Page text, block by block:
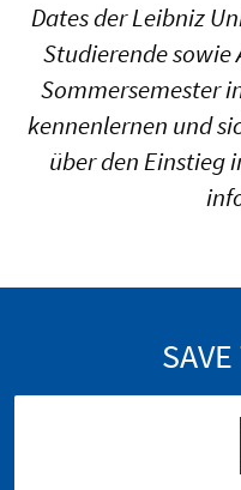
Dates der Leibniz
Studierende sowie
Sommersemester
kennenlernen und
über den Einstieg